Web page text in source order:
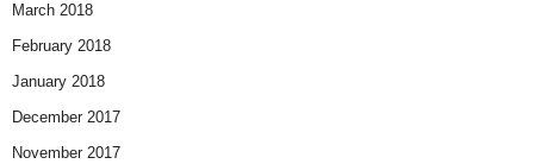
March 2018
February 2018
January 2018
December 2017
November 2017